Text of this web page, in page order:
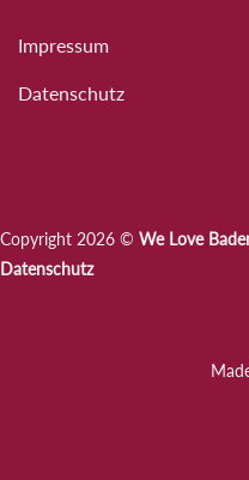
Impressum
Datenschutz
Copyright 2026 © We Love
Datenschutz